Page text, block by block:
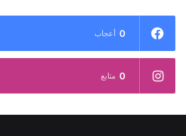
0 أعجاب
0 متابع